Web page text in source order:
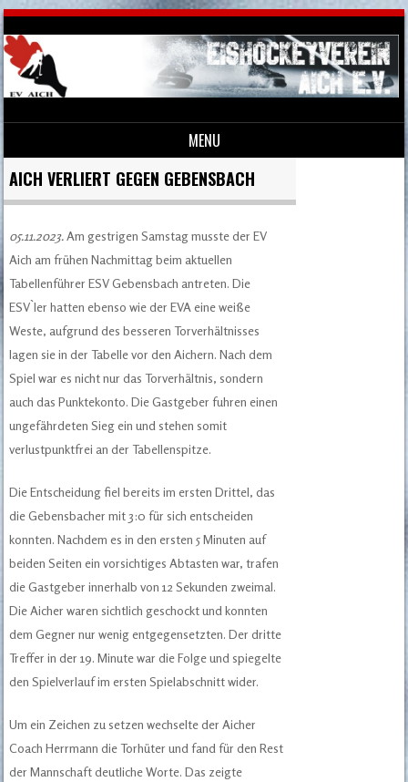
MENU
Skip to content
AICH VERLIERT GEGEN GEBENSBACH
05.11.2023.Am gestrigen Samstag musste der EV
Aich am frühen Nachmittag beim aktuellen
Tabellenführer ESV Gebensbach antreten. Die
ESV`ler hatten ebenso wie der EVA eine weiße
Weste, aufgrund des besseren Torverhältnisses
lagen sie in der Tabelle vor den Aichern. Nach dem
Spiel war es nicht nur das Torverhältnis, sondern
auch das Punktekonto. Die Gastgeber fuhren einen
ungefährdeten Sieg ein und stehen somit
verlustpunktfrei an der Tabellenspitze.
Die Entscheidung fiel bereits im ersten Drittel, das
die Gebensbacher mit 3:0 für sich entscheiden
konnten. Nachdem es in den ersten 5 Minuten auf
beiden Seiten ein vorsichtiges Abtasten war, trafen
die Gastgeber innerhalb von 12 Sekunden zweimal.
Die Aicher waren sichtlich geschockt und konnten
dem Gegner nur wenig entgegensetzten. Der dritte
Treffer in der 19. Minute war die Folge und spiegelte
den Spielverlauf im ersten Spielabschnitt wider.
Um ein Zeichen zu setzen wechselte der Aicher
Coach Herrmann die Torhüter und fand für den Rest
der Mannschaft deutliche Worte. Das zeigte